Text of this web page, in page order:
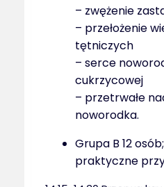
– zwężenie
– przełożenie
tętniczych
– serce
cukrzycowej
– przetrwałe
noworodka.
Grupa B 12
praktyczne